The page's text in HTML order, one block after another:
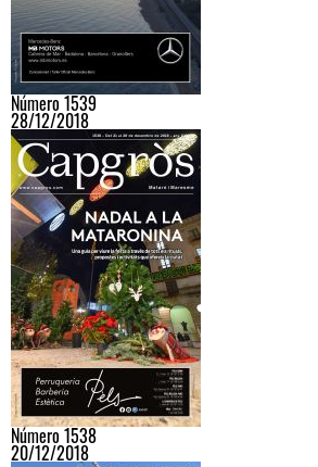
Número 1539
28/12/2018
Número 1538
20/12/2018